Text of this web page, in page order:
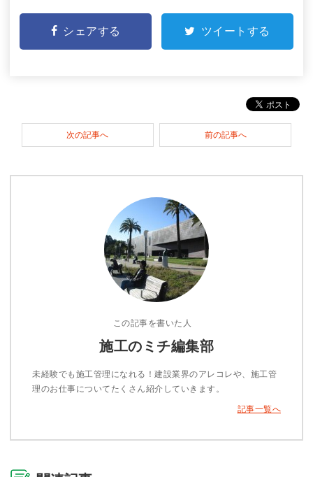
シェアする ツイートする
次の記事へ 前の記事へ
この記事を書いた人
施工のミチ編集部
未経験でも施工管理になれる！建設業界のアレコレや、施工管
理のお仕事についてたくさん紹介していきます。
記事一覧へ